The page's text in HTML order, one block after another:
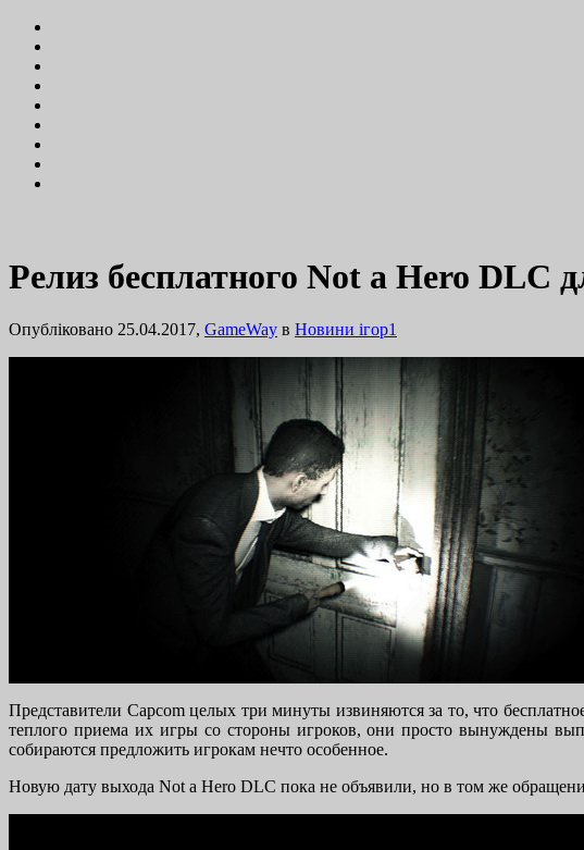
Релиз бесплатного Not a Hero DLC
Опубліковано 25.04.2017, GameWay в Новини ігор1
Представители Capcom целых три минуты извиняются за то, что
теплого приема их игры со стороны игроков, они просто вынуждены
собираются предложить игрокам нечто особенное.
Новую дату выхода Not a Hero DLC пока не объявили, но в том же